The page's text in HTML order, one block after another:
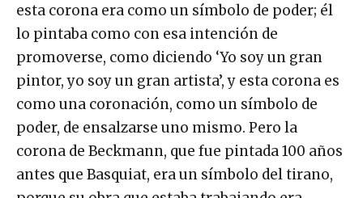
esta corona era como un símbolo de poder; él
lo pintaba como con esa intención de
promoverse, como diciendo ‘Yo soy un gran
pintor, yo soy un gran artista’, y esta corona es
como una coronación, como un símbolo de
poder, de ensalzarse uno mismo. Pero la
corona de Beckmann, que fue pintada 100 años
antes que Basquiat, era un símbolo del tirano,